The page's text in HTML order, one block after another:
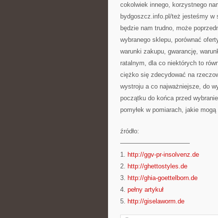
cokolwiek innego, korzystnego
bydgoszcz.info.pl/też jesteśmy w
będzie nam trudno, może
wybranego sklepu, porównać
warunki zakupu, gwarancję,
ratalnym, dla co niektórych to
ciężko się zdecydować na
wystroju a co najważniejsze, do
początku do końca przed
pomyłek w pomiarach, jakie
źródło:
———————————
1. http://ggv-pr-insolvenz.de
2. http://ghettostyles.de
3. http://ghia-goettelborn.de
4. pełny artykuł
5. http://giselaworm.de